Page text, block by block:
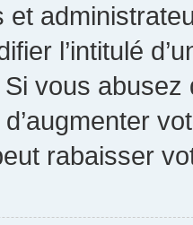
et
l’intitulé
Si vous
rabaisser